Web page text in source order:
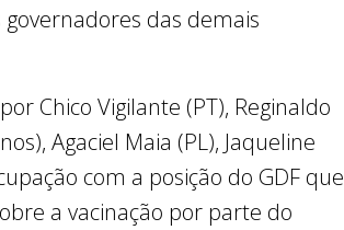
das demais
Chico Vigilante (PT), Reginaldo
Agaciel Maia (PL), Jaqueline
com a posição do GDF que
a vacinação por parte do